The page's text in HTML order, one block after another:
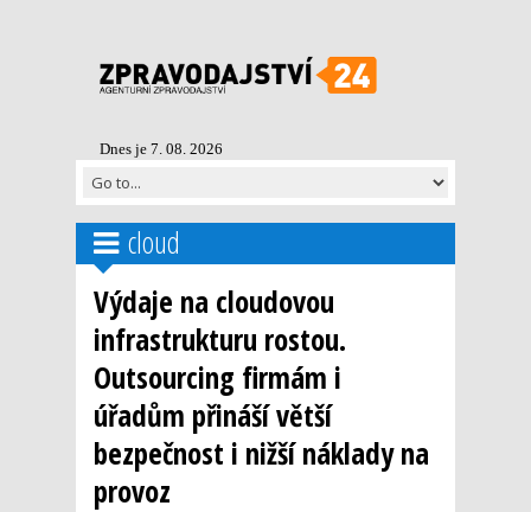
Dnes je 7. 08. 2026
cloud
Výdaje na cloudovou
infrastrukturu rostou.
Outsourcing firmám i
úřadům přináší větší
bezpečnost i nižší náklady na
provoz